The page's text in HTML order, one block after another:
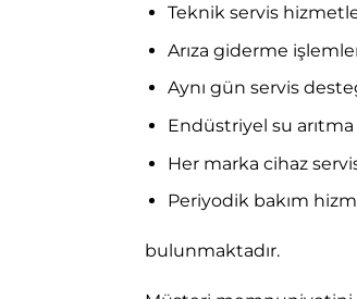
Teknik servis
Arıza giderme
Aynı gün servis
Endüstriyel su
Her marka cihaz
Periyodik bakım
bulunmaktadır.